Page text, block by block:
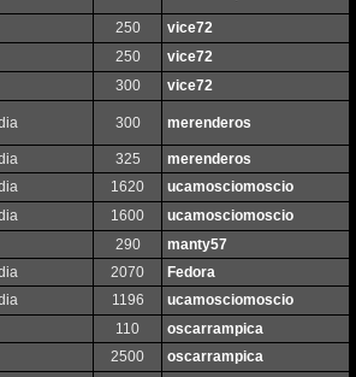
250
vice72
250
vice72
300 vice72
300 merenderos
325
merenderos
1620
ucamosciomoscio
1600
ucamosciomoscio
290
manty57
2070
Fedora
1196
ucamosciomoscio
110
oscarrampica
2500 oscarrampica